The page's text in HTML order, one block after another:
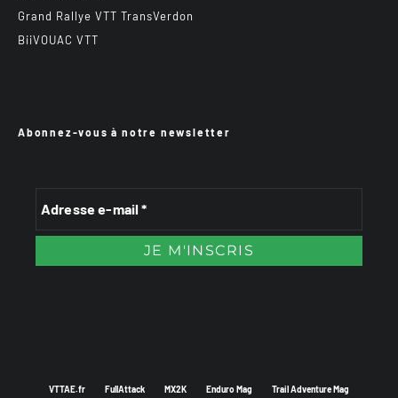
Grand Rallye VTT TransVerdon
BiiVOUAC VTT
Abonnez-vous à notre newsletter
VTTAE.fr FullAttack MX2K Enduro Mag Trail Adventure Mag